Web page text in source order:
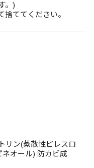
。)
捨ててください。
リン(蒸散性ピレスロ
オール) 防カビ成